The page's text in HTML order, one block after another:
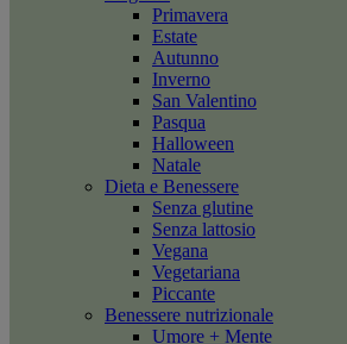
Primavera
Estate
Autunno
Inverno
San Valentino
Pasqua
Halloween
Natale
Dieta e Benessere
Senza glutine
Senza lattosio
Vegana
Vegetariana
Piccante
Benessere nutrizionale
Umore + Mente